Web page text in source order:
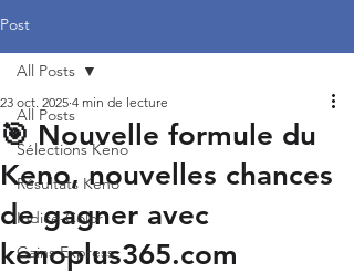
Post
All Posts
Sélections Keno
Résultats Keno
Indice-Color
Gains Express
All Posts
🎯 Nouvelle formule du
Keno, nouvelles chances
de gagner avec
kenoplus365.com
23 oct. 2025 4 min de lecture